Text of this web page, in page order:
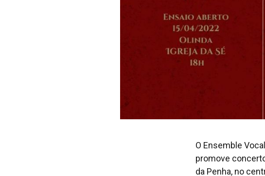
O Ensemble
promove
da Penha, no